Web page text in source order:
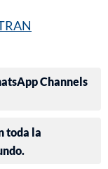
Channels
toda la